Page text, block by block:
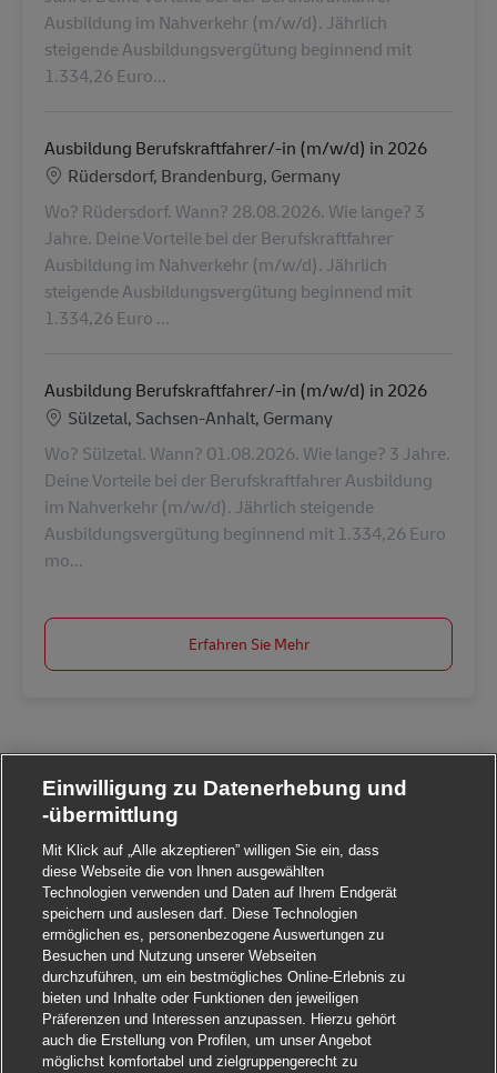
Ausbildung im Nahverkehr (m/w/d). Jährlich
steigende Ausbildungsvergütung beginnend mit
1.334,26 Euro...
Ausbildung Berufskraftfahrer/-in (m/w/d) in 2026
Standort
Rüdersdorf, Brandenburg, Germany
Wo? Rüdersdorf. Wann? 28.08.2026. Wie lange? 3
Jahre. Deine Vorteile bei der Berufskraftfahrer
Ausbildung im Nahverkehr (m/w/d). Jährlich
steigende Ausbildungsvergütung beginnend mit
1.334,26 Euro ...
Ausbildung Berufskraftfahrer/-in (m/w/d) in 2026
Standort
Sülzetal, Sachsen-Anhalt, Germany
Wo? Sülzetal. Wann? 01.08.2026. Wie lange? 3 Jahre.
Deine Vorteile bei der Berufskraftfahrer Ausbildung
im Nahverkehr (m/w/d). Jährlich steigende
Ausbildungsvergütung beginnend mit 1.334,26 Euro
mo...
Erfahren Sie Mehr
Einwilligung zu Datenerhebung und
-übermittlung
Mit Klick auf „Alle akzeptieren” willigen Sie ein, dass
diese Webseite die von Ihnen ausgewählten
Technologien verwenden und Daten auf Ihrem Endgerät
speichern und auslesen darf. Diese Technologien
ermöglichen es, personenbezogene Auswertungen zu
Besuchen und Nutzung unserer Webseiten
durchzuführen, um ein bestmögliches Online-Erlebnis zu
bieten und Inhalte oder Funktionen den jeweiligen
Präferenzen und Interessen anzupassen. Hierzu gehört
auch die Erstellung von Profilen, um unser Angebot
möglichst komfortabel und zielgruppengerecht zu